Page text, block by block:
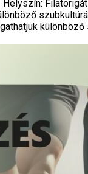
Helyszín:
különböző